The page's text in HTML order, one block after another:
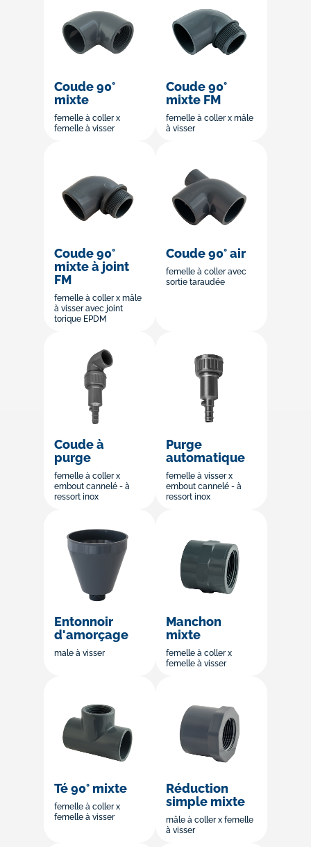
Coude 90°
mixte
femelle à coller x
femelle à visser
Coude 90°
mixte FM
femelle à coller x mâle
à visser
Coude 90°
mixte à joint
FM
femelle à coller x mâle
à visser avec joint
torique EPDM
Coude 90° air
femelle à coller avec
sortie taraudée
Coude à
purge
femelle à coller x
embout cannelé - à
ressort inox
Purge
automatique
femelle à visser x
embout cannelé - à
ressort inox
Entonnoir
d'amorçage
male à visser
Manchon
mixte
femelle à coller x
femelle à visser
Té 90° mixte
femelle à coller x
femelle à visser
Réduction
simple mixte
mâle à coller x femelle
à visser